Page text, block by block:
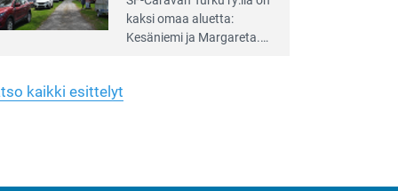
kaksi omaa aluet­ta:
Kesäniemi ja Margareta.
kaikki esittelyt